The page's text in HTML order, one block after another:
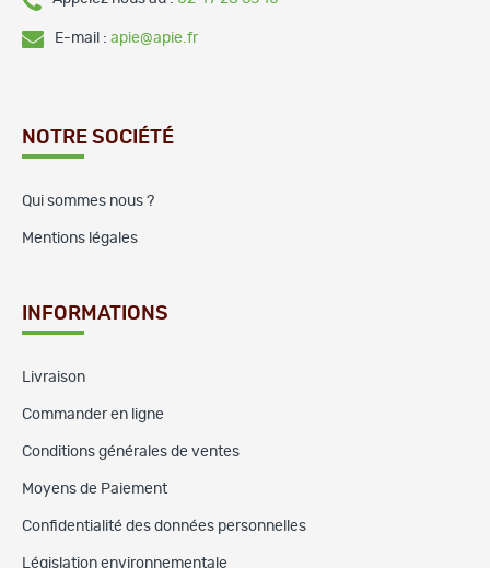
E-mail : apie@apie.fr
NOTRE SOCIÉTÉ
Qui sommes nous ?
Mentions légales
INFORMATIONS
Livraison
Commander en ligne
Conditions générales de ventes
Moyens de Paiement
Confidentialité des données personnelles
Législation environnementale